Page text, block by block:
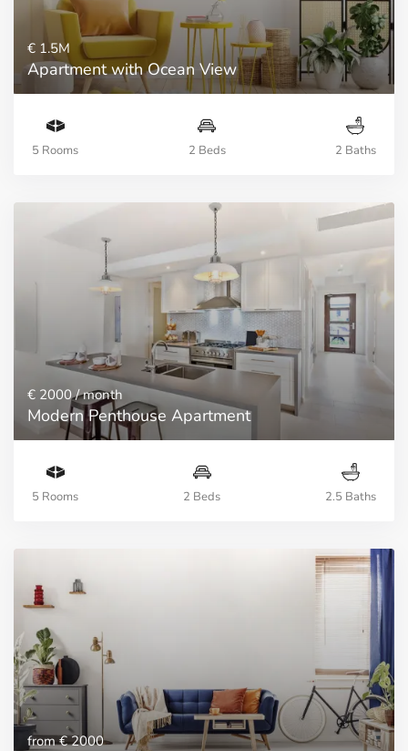
€ 1.5M
Apartment with Ocean View
5 Rooms 2 Beds 2 Baths
€ 2000/ month
Modern Penthouse Apartment
5 Rooms 2 Beds 2.5 Baths
from€ 2000